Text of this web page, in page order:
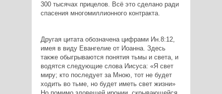
300 тысячах прицелов. Всё это сделано ради
спасения многомиллионного контракта.
Другая цитата обозначена цифрами Ин.8:12,
имея в виду Евангелие от Иоанна. Здесь
также обыгрываются понятия тьмы и света, и
водятся следующие слова Иисуса: «Я свет
миру; кто последует за Мною, тот не будет
ходить во тьме, но будет иметь свет жизни»